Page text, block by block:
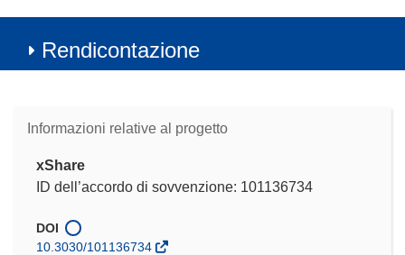
Rendicontazione
Informazioni relative al progetto
xShare
ID dell’accordo di sovvenzione: 101136734
DOI
10.3030/101136734